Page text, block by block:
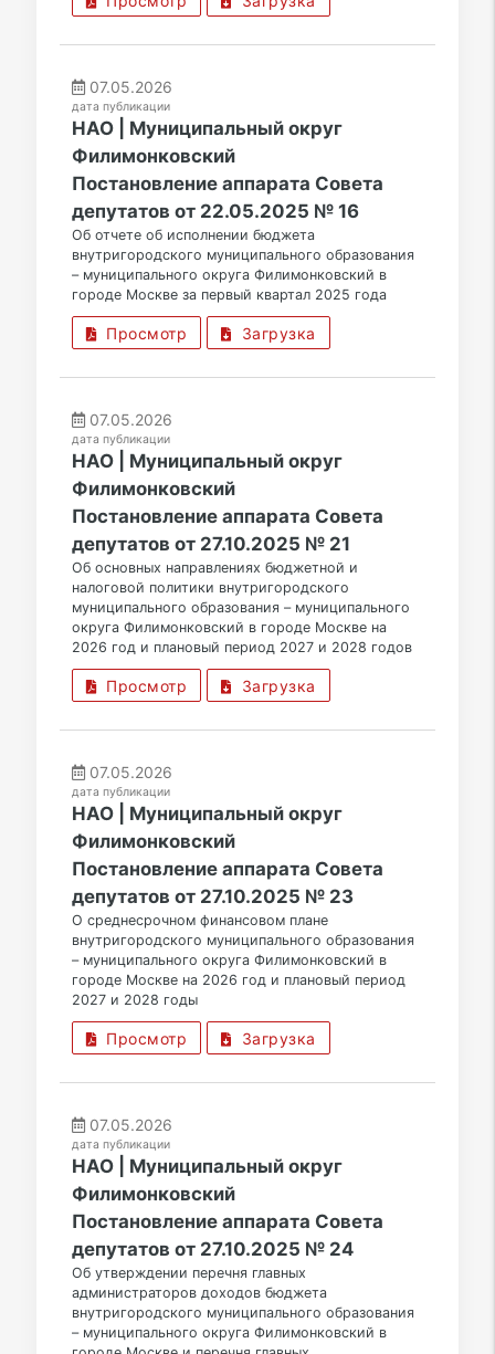
07.05.2026
дата публикации
НАО | Муниципальный округ
Филимонковский
Постановление аппарата Совета
депутатов от 22.05.2025 № 16
Об отчете об исполнении бюджета
внутригородского муниципального образования
– муниципального округа Филимонковский в
городе Москве за первый квартал 2025 года
Просмотр Загрузка
07.05.2026
дата публикации
НАО | Муниципальный округ
Филимонковский
Постановление аппарата Совета
депутатов от 27.10.2025 № 21
Об основных направлениях бюджетной и
налоговой политики внутригородского
муниципального образования – муниципального
округа Филимонковский в городе Москве на
2026 год и плановый период 2027 и 2028 годов
Просмотр Загрузка
07.05.2026
дата публикации
НАО | Муниципальный округ
Филимонковский
Постановление аппарата Совета
депутатов от 27.10.2025 № 23
О среднесрочном финансовом плане
внутригородского муниципального образования
– муниципального округа Филимонковский в
городе Москве на 2026 год и плановый период
2027 и 2028 годы
Просмотр Загрузка
07.05.2026
дата публикации
НАО | Муниципальный округ
Филимонковский
Постановление аппарата Совета
депутатов от 27.10.2025 № 24
Об утверждении перечня главных
администраторов доходов бюджета
внутригородского муниципального образования
– муниципального округа Филимонковский в